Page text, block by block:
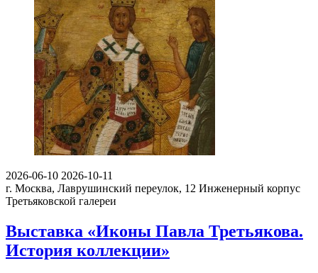
2026-06-10 2026-10-11
г. Москва, Лаврушинский переулок, 12 Инженерный корпус
Третьяковской галереи
Выставка «Иконы Павла Третьякова.
История коллекции»